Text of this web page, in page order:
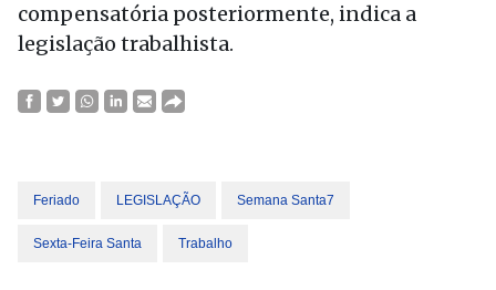
compensatória posteriormente, indica a
legislação trabalhista.
Feriado LEGISLAÇÃO Semana Santa7
Sexta-Feira Santa Trabalho